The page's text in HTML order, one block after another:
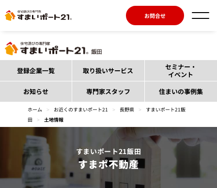
お問合せ
登録企業一覧 取り扱いサービス
セミナー・
イベント
お知らせ
専門家スタッフ 住まいの事例集
ホーム > お近くのすまいポート21 > 長野県 >
すまいポート21飯
田
> 土地情報
すまいポート21飯田
すまポ不動産